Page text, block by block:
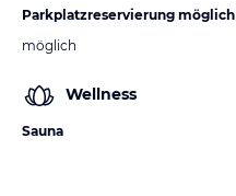
Parkplatzreservierung möglich
möglich
Wellness
Sauna